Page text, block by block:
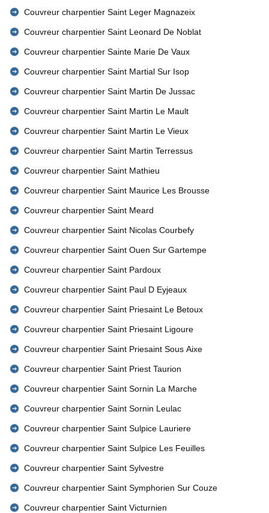
Couvreur charpentier Saint Leger Magnazeix
Couvreur charpentier Saint Leonard De Noblat
Couvreur charpentier Sainte Marie De Vaux
Couvreur charpentier Saint Martial Sur Isop
Couvreur charpentier Saint Martin De Jussac
Couvreur charpentier Saint Martin Le Mault
Couvreur charpentier Saint Martin Le Vieux
Couvreur charpentier Saint Martin Terressus
Couvreur charpentier Saint Mathieu
Couvreur charpentier Saint Maurice Les Brousse
Couvreur charpentier Saint Meard
Couvreur charpentier Saint Nicolas Courbefy
Couvreur charpentier Saint Ouen Sur Gartempe
Couvreur charpentier Saint Pardoux
Couvreur charpentier Saint Paul D Eyjeaux
Couvreur charpentier Saint Priesaint Le Betoux
Couvreur charpentier Saint Priesaint Ligoure
Couvreur charpentier Saint Priesaint Sous Aixe
Couvreur charpentier Saint Priest Taurion
Couvreur charpentier Saint Sornin La Marche
Couvreur charpentier Saint Sornin Leulac
Couvreur charpentier Saint Sulpice Lauriere
Couvreur charpentier Saint Sulpice Les Feuilles
Couvreur charpentier Saint Sylvestre
Couvreur charpentier Saint Symphorien Sur Couze
Couvreur charpentier Saint Victurnien